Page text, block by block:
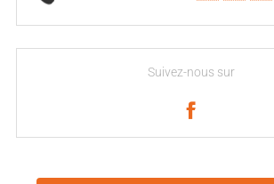
Suivez-nous sur